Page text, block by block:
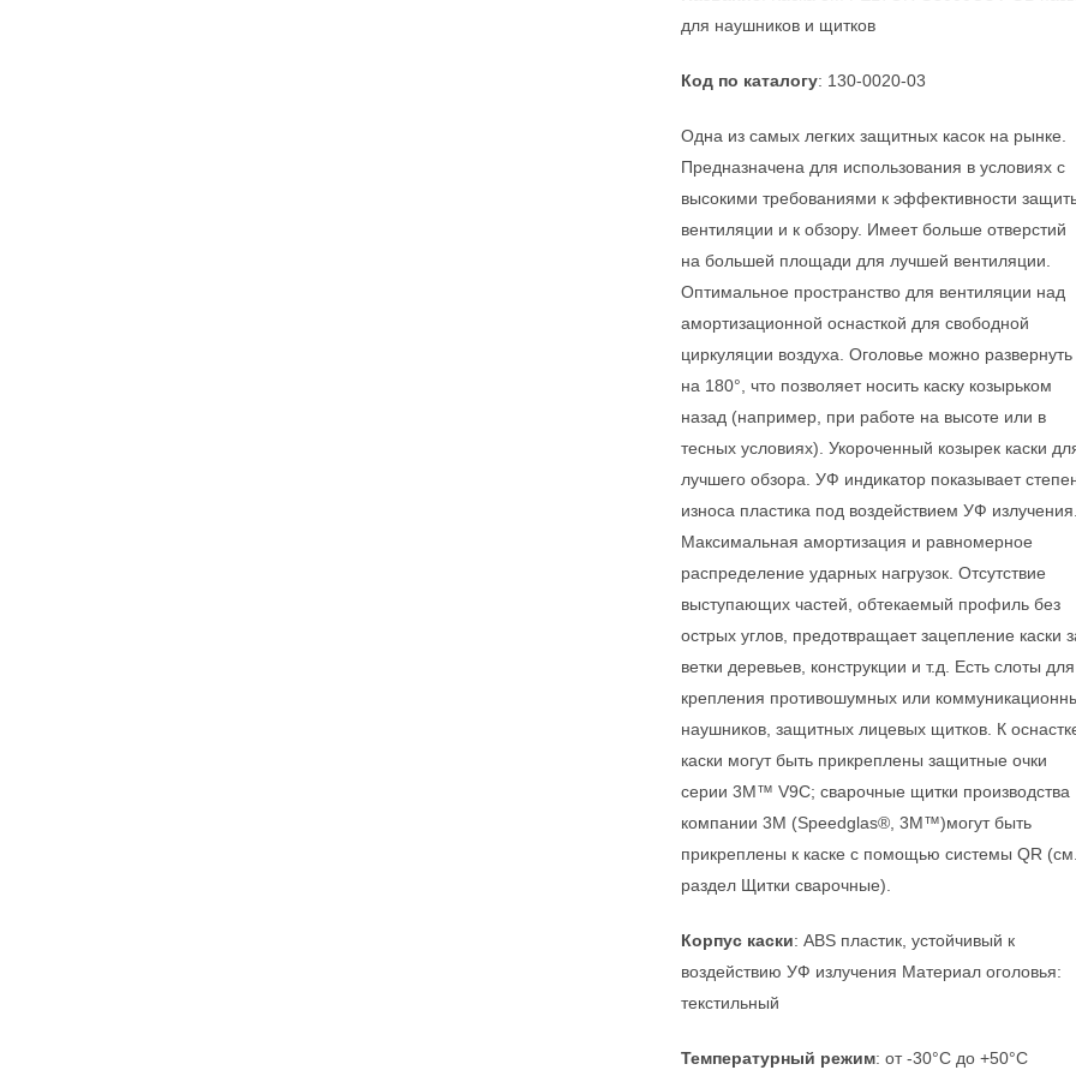
для наушников и щитков
Код по каталогу: 130-0020-03
Одна из самых легких защитных касок на рынке.
Предназначена для использования в условиях с
высокими требованиями к эффективности
вентиляции и к обзору. Имеет больше отверстий
на большей площади для лучшей вентиляции.
Оптимальное пространство для вентиляции над
амортизационной оснасткой для свободной
циркуляции воздуха. Оголовье можно развернуть
на 180°, что позволяет носить каску козырьком
назад (например, при работе на высоте или в
тесных условиях). Укороченный козырек каски
лучшего обзора. УФ индикатор показывает
износа пластика под воздействием УФ излучения.
Максимальная амортизация и равномерное
распределение ударных нагрузок. Отсутствие
выступающих частей, обтекаемый профиль без
острых углов, предотвращает зацепление каски
ветки деревьев, конструкции и т.д. Есть слоты для
крепления противошумных или
наушников, защитных лицевых щитков. К
каски могут быть прикреплены защитные очки
серии 3M™ V9С; cварочные щитки производства
компании 3М (Speedglas®, 3M™)могут быть
прикреплены к каске c помощью системы QR (см.
раздел Щитки сварочные).
Корпус каски: ABS пластик, устойчивый к
воздействию УФ излучения Материал оголовья:
текстильный
Температурный режим: от -30°C до +50°C